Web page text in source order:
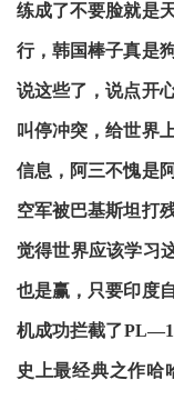
练成了不要脸就是
行，韩国棒子真是
说这些了，说点开
叫停冲突，给世界
信息，阿三不愧是
空军被巴基斯坦打
觉得世界应该学习
也是赢，只要印度
机成功拦截了
史上最经典之作哈